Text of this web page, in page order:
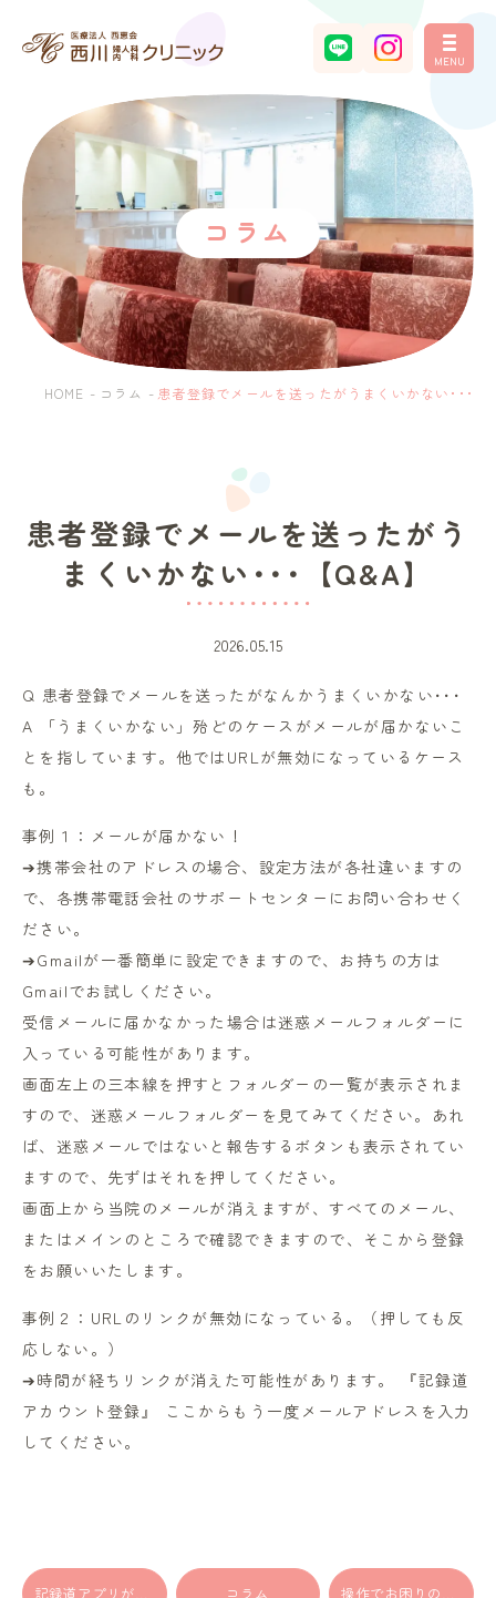
MENU
コラム
HOME - コラム - 患者登録でメールを送ったがうまくいかない･･･
患者登録でメールを送ったがう
まくいかない･･･【Q&A】
2026.05.15
Q 患者登録でメールを送ったがなんかうまくいかない･･･
A 「うまくいかない」殆どのケースがメールが届かないこ
とを指しています。他ではURLが無効になっているケース
も。
事例１：メールが届かない！
➔携帯会社のアドレスの場合、設定方法が各社違いますの
で、各携帯電話会社のサポートセンターにお問い合わせく
ださい。
➔Gmailが一番簡単に設定できますので、お持ちの方は
Gmailでお試しください。
受信メールに届かなかった場合は迷惑メールフォルダーに
入っている可能性があります。
画面左上の三本線を押すとフォルダーの一覧が表示されま
すので、迷惑メールフォルダーを見てみてください。あれ
ば、迷惑メールではないと報告するボタンも表示されてい
ますので、先ずはそれを押してください。
画面上から当院のメールが消えますが、すべてのメール、
またはメインのところで確認できますので、そこから登録
をお願いいたします。
事例２：URLのリンクが無効になっている。（押しても反
応しない。）
➔時間が経ちリンクが消えた可能性があります。 『記録道
アカウント登録』 ここからもう一度メールアドレスを入力
してください。
記録道アプリが使えず予約が取れない【Q＆A】 コラム 操作でお困りの方へ…こんなときどうする？【Q&A】